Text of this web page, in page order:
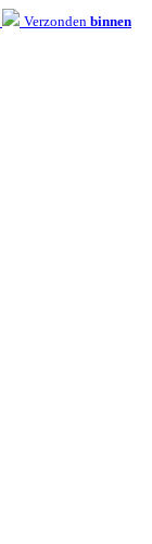
Verzonden binnen